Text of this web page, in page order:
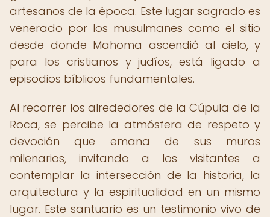
artesanos de la época. Este lugar sagrado es
venerado por los musulmanes como el sitio
desde donde Mahoma ascendió al cielo, y
para los cristianos y judíos, está ligado a
episodios bíblicos fundamentales.
Al recorrer los alrededores de la Cúpula de la
Roca, se percibe la atmósfera de respeto y
devoción que emana de sus muros
milenarios, invitando a los visitantes a
contemplar la intersección de la historia, la
arquitectura y la espiritualidad en un mismo
lugar. Este santuario es un testimonio vivo de